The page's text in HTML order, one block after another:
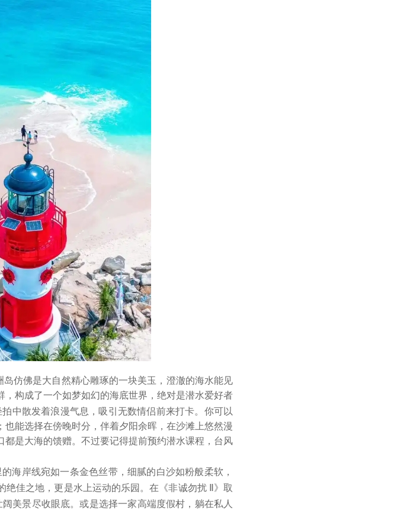
岛仿佛是大自然精心雕琢的一块美玉，澄澈的海水能见
构成了一个如梦如幻的海底世界，绝对是潜水爱好者
中散发着浪漫气息，吸引无数情侣前来打卡。你可以
能选择在傍晚时分，伴着夕阳余晖，在沙滩上悠然漫
是大海的馈赠。不过要记得提前预约潜水课程，台风
的海岸线宛如一条金色丝带，细腻的白沙如粉般柔软，
绝佳之地，更是水上运动的乐园。在《非诚勿扰 Ⅱ》取
美景尽收眼底。或是选择一家高端度假村，躺在私人